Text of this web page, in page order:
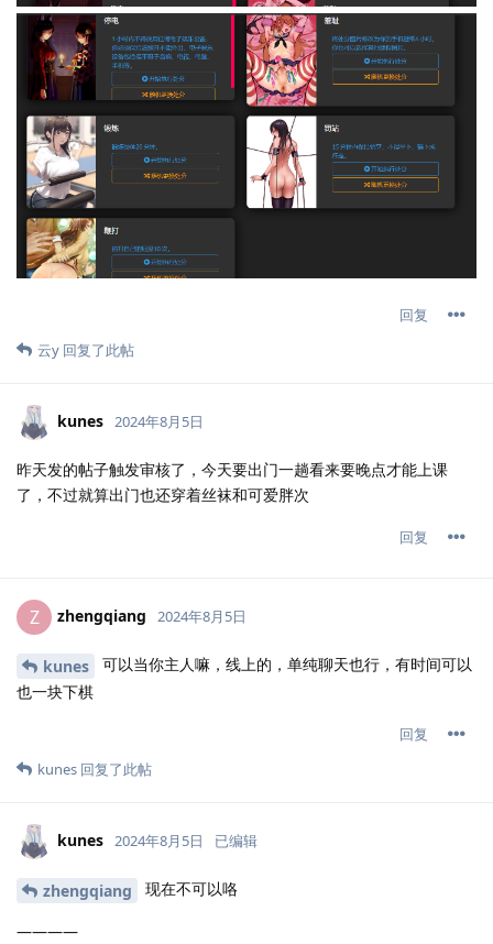
回复
云y 回复了此帖
kunes 2024年8月5日
昨天发的帖子触发审核了，今天要出门一趟看来要晚点才能上课
了，不过就算出门也还穿着丝袜和可爱胖次
回复
Z zhengqiang 2024年8月5日
kunes
可以当你主人嘛，线上的，单纯聊天也行，有时间可以
也一块下棋
回复
kunes 回复了此帖
kunes 2024年8月5日 已编辑
zhengqiang 现在不可以咯
————